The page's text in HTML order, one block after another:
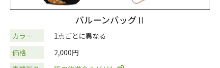
バルーンバッグⅡ
カラー
1点ごとに異なる
価格
2,000円